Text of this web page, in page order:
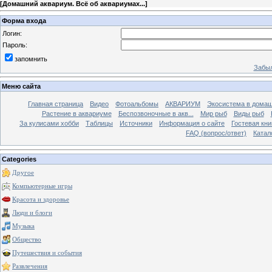
[Домашний аквариум. Всё об аквариумах...]
Форма входа
Логин:
Пароль:
запомнить
Меню сайта
Главная страница Видео Фотоальбомы АКВАРИУМ
Экосистема в
Растение в аквариуме
Беспозвоночные в акв... Мир рыб Виды рыб
За кулисами хобби
Таблицы Источники Информация о сайте
Гостевая
FAQ (вопрос/ответ)
Categories
Другое
Компьютерные игры
Красота и здоровье
Люди и блоги
Музыка
Общество
Путешествия и события
Развлечения